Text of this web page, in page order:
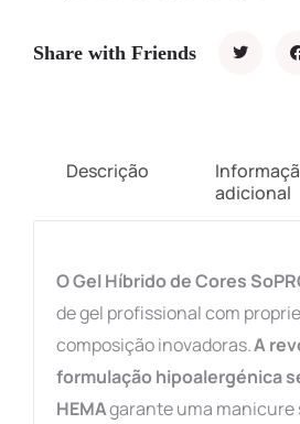
Share with Friends
Descrição
adicional
O Gel Híbrido de Cores
de gel profissional com
composição inovadoras.A
formulação hipoalergénica
HEMAgarante uma manicure